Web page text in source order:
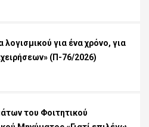
για ένα χρόνο, για
(Π-76/2026)
του Φοιτητικού